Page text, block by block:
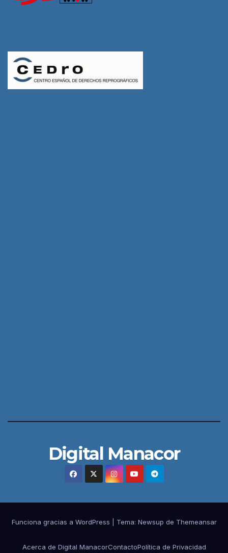
Digital Manacor
Funciona gracias a WordPress Tema: Newsup de Themeansar
Acerca de Digital ManacorContactoPolítica de Privacidad